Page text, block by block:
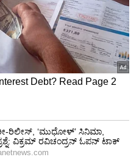
ಮತ್ತು ನಾಲ್ಕನೇ
(SRH) ಹಾಗೂ
ನಡುವೆ
ಪಂದ್ಯ ಜರುಗಲಿದೆ. ಈ